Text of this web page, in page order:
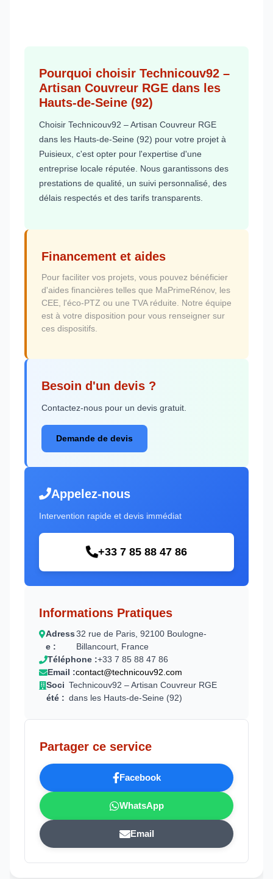
Pourquoi choisir Technicouv92 –
Artisan Couvreur RGE dans les
Hauts-de-Seine (92)
Choisir Technicouv92 – Artisan Couvreur RGE
dans les Hauts-de-Seine (92) pour votre projet à
Puisieux, c'est opter pour l'expertise d'une
entreprise locale réputée. Nous garantissons des
prestations de qualité, un suivi personnalisé, des
délais respectés et des tarifs transparents.
Financement et aides
Pour faciliter vos projets, vous pouvez bénéficier
d'aides financières telles que MaPrimeRénov, les
CEE, l'éco-PTZ ou une TVA réduite. Notre équipe
est à votre disposition pour vous renseigner sur
ces dispositifs.
Besoin d'un devis ?
Contactez-nous pour un devis gratuit.
Demande de devis
Appelez-nous
Intervention rapide et devis immédiat
+33 7 85 88 47 86
Informations Pratiques
Adress
e :
32 rue de Paris, 92100 Boulogne-
Billancourt, France
Téléphone :+33 7 85 88 47 86
Email :contact@technicouv92.com
Soci
été :
Technicouv92 – Artisan Couvreur RGE
dans les Hauts-de-Seine (92)
Partager ce service
Facebook
WhatsApp
Email